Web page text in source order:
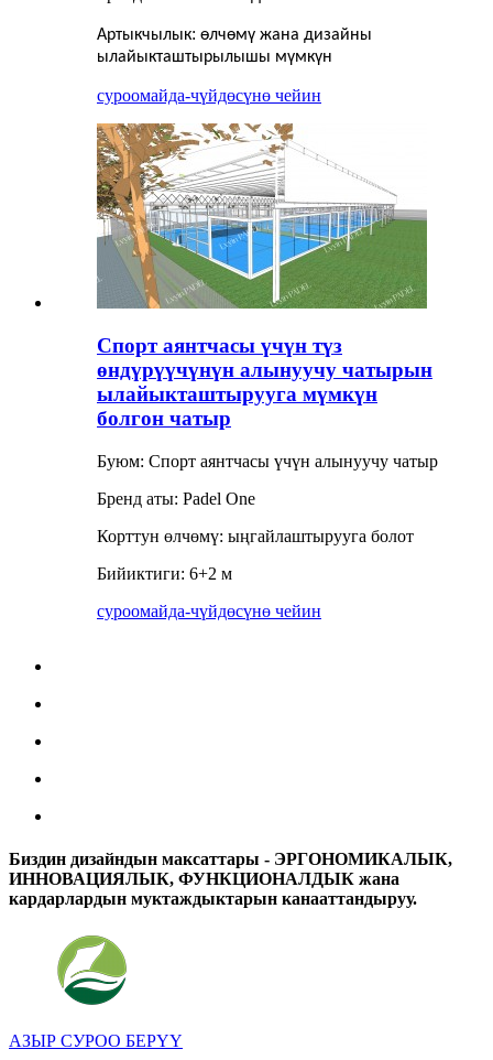
Артыкчылык: өлчөмү жана дизайны
ылайыкташтырылышы мүмкүн
суроомайда-чүйдөсүнө чейин
Спорт аянтчасы үчүн түз
өндүрүүчүнүн алынуучу чатырын
ылайыкташтырууга мүмкүн
болгон чатыр
Буюм: Спорт аянтчасы үчүн алынуучу чатыр
Бренд аты: Padel One
Корттун өлчөмү: ыңгайлаштырууга болот
Бийиктиги: 6+2 м
суроомайда-чүйдөсүнө чейин
Биздин дизайндын максаттары - ЭРГОНОМИКАЛЫК,
ИННОВАЦИЯЛЫК, ФУНКЦИОНАЛДЫК жана
кардарлардын муктаждыктарын канааттандыруу.
АЗЫР СУРОО БЕРҮҮ